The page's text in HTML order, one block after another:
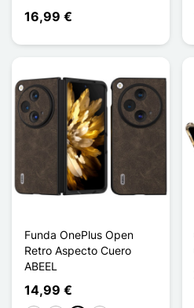
16,99 €
Funda OnePlus Open
Retro Aspecto Cuero
ABEEL
14,99 €